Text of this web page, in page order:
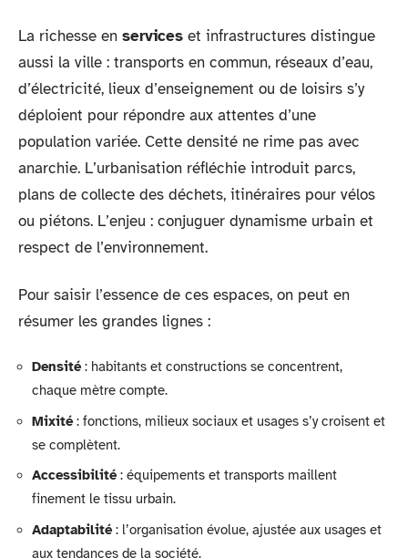
La richesse en services et infrastructures distingue
aussi la ville : transports en commun, réseaux d’eau,
d’électricité, lieux d’enseignement ou de loisirs s’y
déploient pour répondre aux attentes d’une
population variée. Cette densité ne rime pas avec
anarchie. L’urbanisation réfléchie introduit parcs,
plans de collecte des déchets, itinéraires pour vélos
ou piétons. L’enjeu : conjuguer dynamisme urbain et
respect de l’environnement.
Pour saisir l’essence de ces espaces, on peut en
résumer les grandes lignes :
Densité: habitants et constructions se concentrent,
chaque mètre compte.
Mixité: fonctions, milieux sociaux et usages s’y croisent et
se complètent.
Accessibilité: équipements et transports maillent
finement le tissu urbain.
Adaptabilité: l’organisation évolue, ajustée aux usages et
aux tendances de la société.